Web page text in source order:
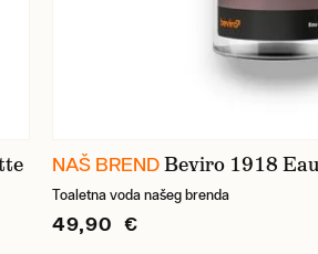
NAŠ BRENDBeviro 1918
Toaletna voda našeg brenda
49,90 €